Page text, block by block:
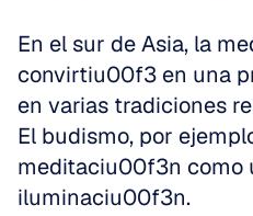
En el sur de Asia, la
convirtiu00f3 en una
en varias tradiciones
El budismo, por
meditaciu00f3n como
iluminaciu00f3n.